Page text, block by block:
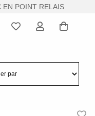
EN POINT RELAIS